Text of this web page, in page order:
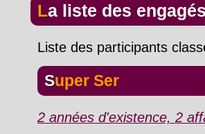
La liste des
Liste des participants
Super Ser
2 années d'existence, 2